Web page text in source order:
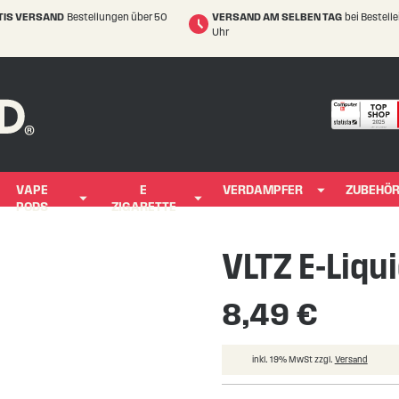
VERSAND Bestellungen über 50
VERSAND AM SELBEN TAG bei
Uhr
VAPE
PODS
E
ZIGARETTE
VERDAMPFER ZUBEHÖR
VLTZ E-
8,49 €
inkl. 19% MwSt zzgl. Versand